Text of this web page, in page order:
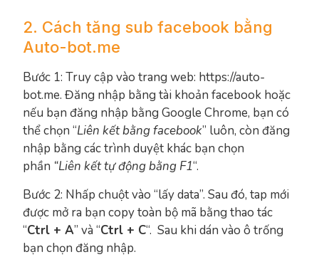
2. Cách tăng sub facebook bằng
Auto-bot.me
Bước 1: Truy cập vào trang web: https://auto-
bot.me. Đăng nhập bằng tài khoản facebook hoặc
nếu bạn đăng nhập bằng Google Chrome, bạn có
thể chọn “Liên kết bằng facebook” luôn, còn đăng
nhập bằng các trình duyệt khác bạn chọn
phần “Liên kết tự động bằng F1“.
Bước 2: Nhấp chuột vào “lấy data”. Sau đó, tap mới
được mở ra bạn copy toàn bộ mã bằng thao tác
“Ctrl + A” và “Ctrl + C“. Sau khi dán vào ô trống
bạn chọn đăng nhập.